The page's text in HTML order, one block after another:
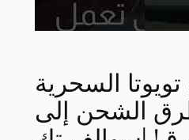
السحرية
الشحن إلى